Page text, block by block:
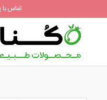
تماس با